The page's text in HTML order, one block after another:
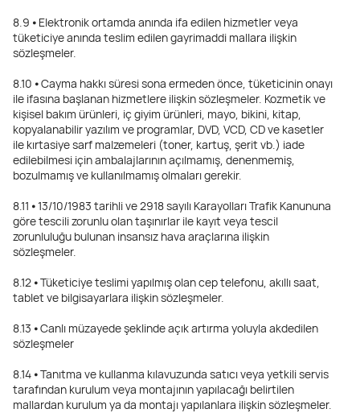
8.9 ⦁ Elektronik ortamda anında ifa edilen hizmetler veya
tüketiciye anında teslim edilen gayrimaddi mallara ilişkin
sözleşmeler.
8.10 ⦁ Cayma hakkı süresi sona ermeden önce, tüketicinin onayı
ile ifasına başlanan hizmetlere ilişkin sözleşmeler. Kozmetik ve
kişisel bakım ürünleri, iç giyim ürünleri, mayo, bikini, kitap,
kopyalanabilir yazılım ve programlar, DVD, VCD, CD ve kasetler
ile kırtasiye sarf malzemeleri (toner, kartuş, şerit vb.) iade
edilebilmesi için ambalajlarının açılmamış, denenmemiş,
bozulmamış ve kullanılmamış olmaları gerekir.
8.11 ⦁ 13/10/1983 tarihli ve 2918 sayılı Karayolları Trafik Kanununa
göre tescili zorunlu olan taşınırlar ile kayıt veya tescil
zorunluluğu bulunan insansız hava araçlarına ilişkin
sözleşmeler.
8.12 ⦁ Tüketiciye teslimi yapılmış olan cep telefonu, akıllı saat,
tablet ve bilgisayarlara ilişkin sözleşmeler.
8.13 ⦁ Canlı müzayede şeklinde açık artırma yoluyla akdedilen
sözleşmeler
8.14 ⦁ Tanıtma ve kullanma kılavuzunda satıcı veya yetkili servis
tarafından kurulum veya montajının yapılacağı belirtilen
mallardan kurulum ya da montajı yapılanlara ilişkin sözleşmeler.